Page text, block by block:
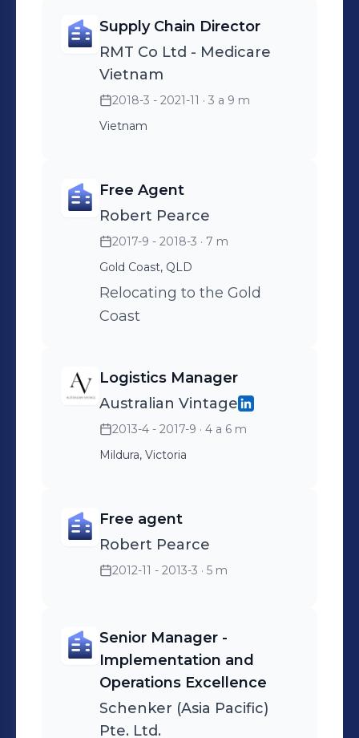
Supply Chain Director
RMT Co Ltd - Medicare
Vietnam
2018-3 - 2021-11 · 3 a 9 m
Vietnam
Free Agent
Robert Pearce
2017-9 - 2018-3 · 7 m
Gold Coast, QLD
Relocating to the Gold
Coast
Logistics Manager
Australian Vintage
2013-4 - 2017-9 · 4 a 6 m
Mildura, Victoria
Free agent
Robert Pearce
2012-11 - 2013-3 · 5 m
Senior Manager -
Implementation and
Operations Excellence
Schenker (Asia Pacific)
Pte. Ltd.